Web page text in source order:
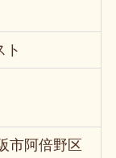
ト
市阿倍野区